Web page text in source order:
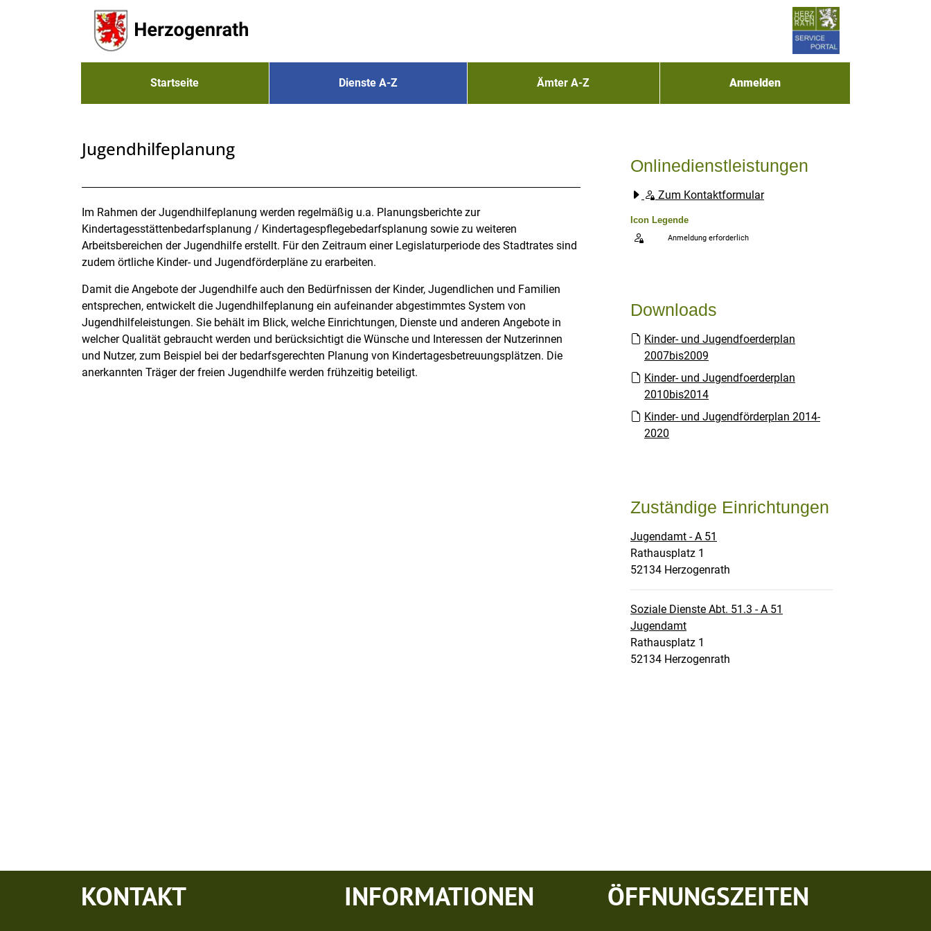
Zum Hauptinhalt springen
Startseite Dienste A-Z Ämter A-Z Anmelden
Jugendhilfeplanung
Beschreibung
Im Rahmen der Jugendhilfeplanung werden regelmäßig u.a. Planungsberichte zur
Kindertagesstättenbedarfsplanung / Kindertagespflegebedarfsplanung sowie zu weiteren
Arbeitsbereichen der Jugendhilfe erstellt. Für den Zeitraum einer Legislaturperiode des Stadtrates sind
zudem örtliche Kinder- und Jugendförderpläne zu erarbeiten.
Damit die Angebote der Jugendhilfe auch den Bedürfnissen der Kinder, Jugendlichen und Familien
entsprechen, entwickelt die Jugendhilfeplanung ein aufeinander abgestimmtes System von
Jugendhilfeleistungen. Sie behält im Blick, welche Einrichtungen, Dienste und anderen Angebote in
welcher Qualität gebraucht werden und berücksichtigt die Wünsche und Interessen der Nutzerinnen
und Nutzer, zum Beispiel bei der bedarfsgerechten Planung von Kindertagesbetreuungsplätzen. Die
anerkannten Träger der freien Jugendhilfe werden frühzeitig beteiligt.
Onlinedienstleistungen
Zum Kontaktformular
Icon Legende
Anmeldung erforderlich
Downloads
Kinder- und Jugendfoerderplan
2007bis2009
Kinder- und Jugendfoerderplan
2010bis2014
Kinder- und Jugendförderplan 2014-
2020
Zuständige Einrichtungen
Jugendamt - A 51
Straße:
Rathausplatz Hausnummer:
1
PLZ:
52134 Ort:
Herzogenrath
Soziale Dienste Abt. 51.3 - A 51
Jugendamt
Straße:
Rathausplatz Hausnummer:
1
PLZ:
52134 Ort:
Herzogenrath
KONTAKT INFORMATIONEN ÖFFNUNGSZEITEN